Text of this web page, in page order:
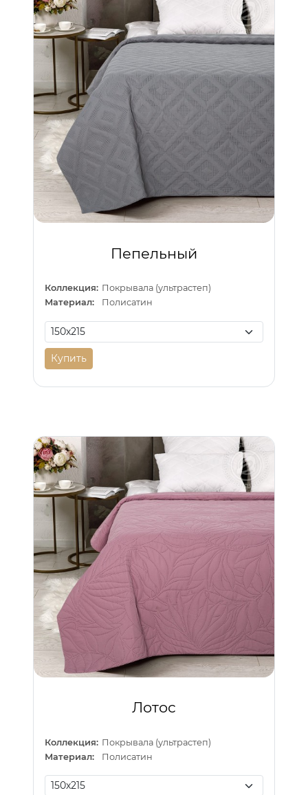
Пепельный
Коллекция: Покрывала (ультрастеп)
Материал:
Полисатин
Купить
Лотос
Коллекция: Покрывала (ультрастеп)
Материал:
Полисатин